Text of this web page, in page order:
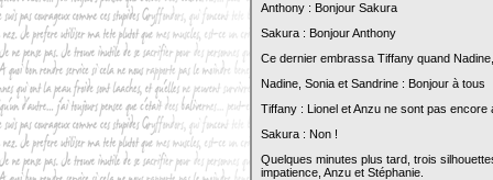
Anthony : Bonjour Sakura
Sakura : Bonjour Anthony
Ce dernier embrassa Tiffany quand
Nadine, Sonia et Sandrine : Bonjour à tous
Tiffany : Lionel et Anzu ne sont pas encore
Sakura : Non !
Quelques minutes plus tard, trois
impatience, Anzu et Stéphanie.